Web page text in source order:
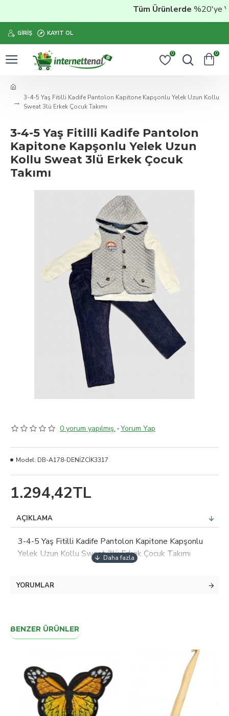
Tüm Ürünlerde%20'ye
GIRIŞ KAYIT OL
0 0
3-4-5 Yaş Fitilli Kadife Pantolon Kapitone Kapşonlu Yelek Uzun Kollu
Sweat 3lü Erkek Çocuk Takımı
3-4-5 Yaş Fitilli Kadife Pantolon
Kapitone Kapşonlu Yelek Uzun
Kollu Sweat 3lü Erkek Çocuk
Takımı
0 yorum yapılmış. -Yorum Yap
1.294,42TL
Model: DB-A178-DENİZCİK3317
AÇIKLAMA
3-4-5 Yaş Fitilli Kadife Pantolon Kapitone Kapşonlu
Yelek Uzun Kollu Sweat 3lü Erkek Çocuk Takımı
YORUMLAR
BENZER ÜRÜNLER